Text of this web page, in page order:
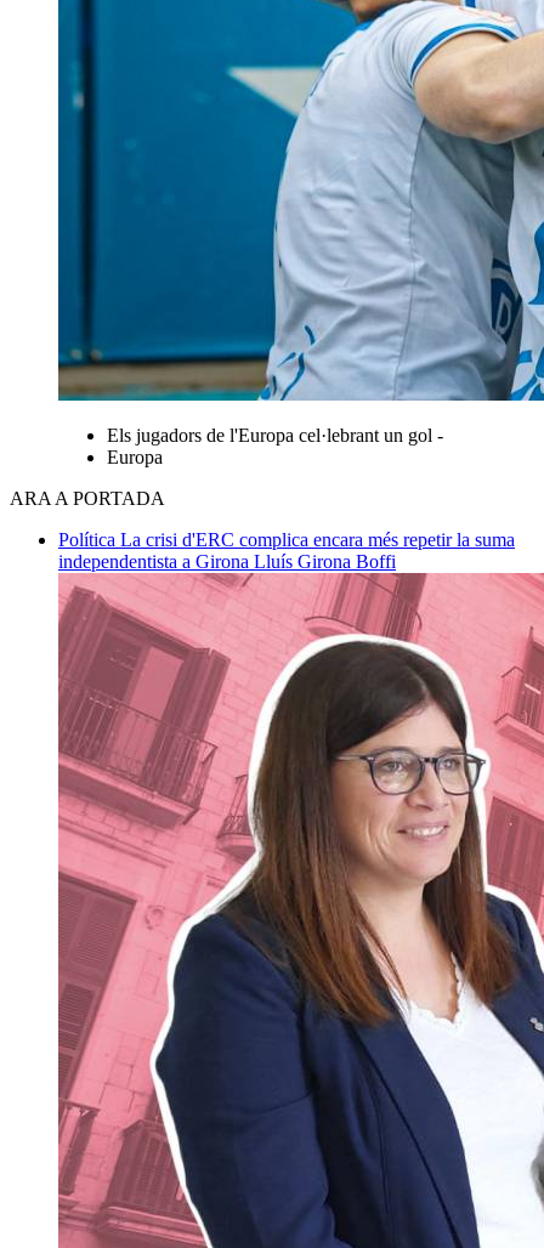
Els jugadors de l'Europa cel·lebrant un gol -
Europa
ARA A PORTADA
Política La crisi d'ERC complica encara més repetir la suma
independentista a Girona Lluís Girona Boffi